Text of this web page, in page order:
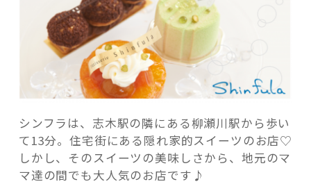
シンフラは、志木駅の隣にある柳瀬川駅から歩い
て13分。住宅街にある隠れ家的スイーツのお店♡
しかし、そのスイーツの美味しさから、地元のマ
マ達の間でも大人気のお店です♪